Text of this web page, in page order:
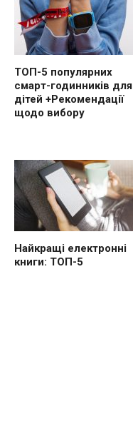
ТОП-5 популярних
смарт-годинників для
дітей +Рекомендації
щодо вибору
Найкращі електронні
книги: ТОП-5